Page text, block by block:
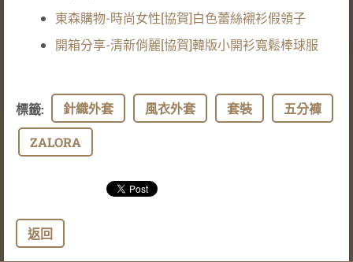
東森購物-時尚女性[協賀]白色蕾絲襯衫假領子
開箱分享-清新俏麗[協賀]韓版小開衫寬鬆棒球服
標籤: 針織外套 風衣外套 套裝 五分褲
ZALORA
返回